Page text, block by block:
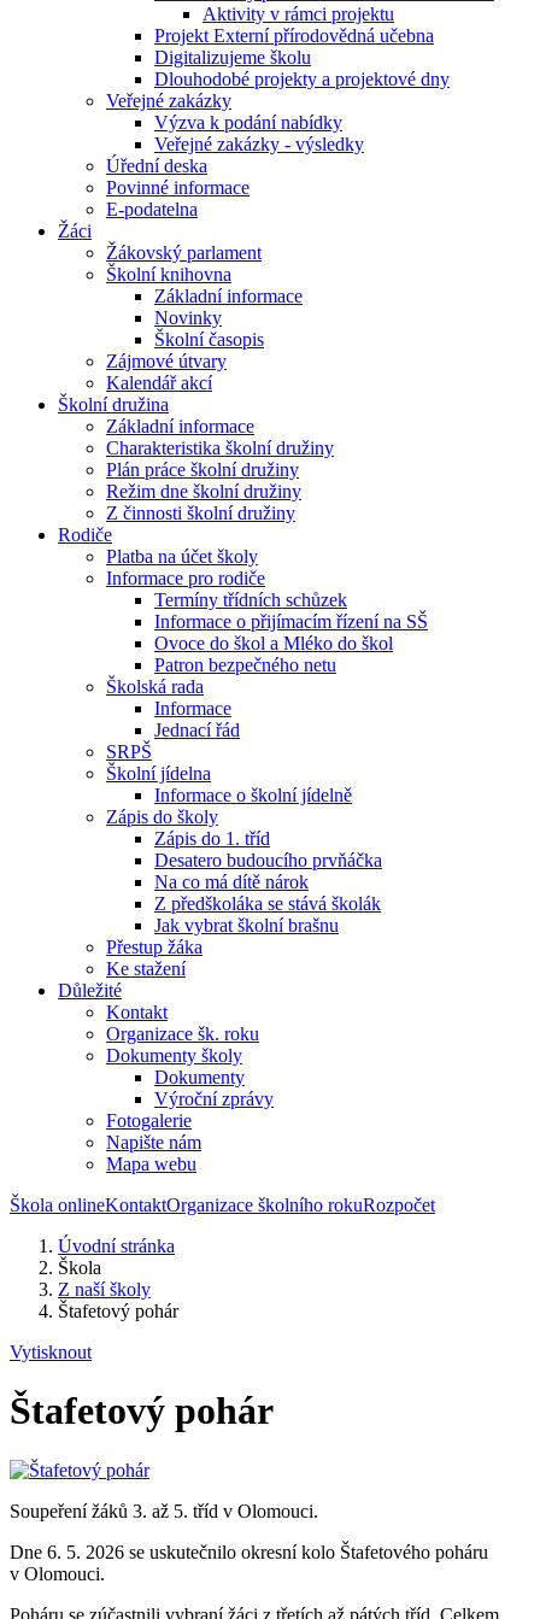
Aktivity v rámci projektu
Projekt Externí přírodovědná učebna
Digitalizujeme školu
Dlouhodobé projekty a projektové dny
Veřejné zakázky
Výzva k podání nabídky
Veřejné zakázky - výsledky
Úřední deska
Povinné informace
E-podatelna
Žáci
Žákovský parlament
Školní knihovna
Základní informace
Novinky
Školní časopis
Zájmové útvary
Kalendář akcí
Školní družina
Základní informace
Charakteristika školní družiny
Plán práce školní družiny
Režim dne školní družiny
Z činnosti školní družiny
Rodiče
Platba na účet školy
Informace pro rodiče
Termíny třídních schůzek
Informace o přijímacím řízení na SŠ
Ovoce do škol a Mléko do škol
Patron bezpečného netu
Školská rada
Informace
Jednací řád
SRPŠ
Školní jídelna
Informace o školní jídelně
Zápis do školy
Zápis do 1. tříd
Desatero budoucího prvňáčka
Na co má dítě nárok
Z předškoláka se stává školák
Jak vybrat školní brašnu
Přestup žáka
Ke stažení
Důležité
Kontakt
Organizace šk. roku
Dokumenty školy
Dokumenty
Výroční zprávy
Fotogalerie
Napište nám
Mapa webu
Škola onlineKontaktOrganizace školního rokuRozpočet
Úvodní stránka
Škola
Z naší školy
Štafetový pohár
Vytisknout
Štafetový pohár
Soupeření žáků 3. až 5. tříd v Olomouci.
Dne 6. 5. 2026 se uskutečnilo okresní kolo Štafetového poháru
v Olomouci.
Poháru se zúčastnili vybraní žáci z třetích až pátých tříd. Celkem